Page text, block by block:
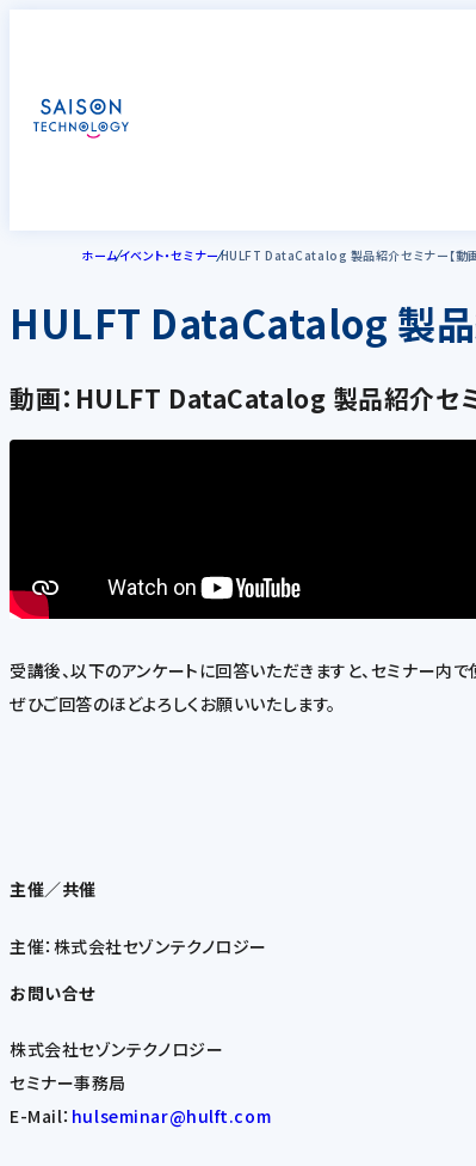
ホームイベント・セミナーHULFT DataCatalog 製品紹介セミナー【動画
HULFT DataCatalog 製品
動画：HULFT DataCatalog 製品紹介セ
受講後、以下のアンケートに回答いただきますと、セミナー内で
ぜひご回答のほどよろしくお願いいたします。
主催／共催
主催：株式会社セゾンテクノロジー
お問い合せ
株式会社セゾンテクノロジー
セミナー事務局
E-Mail： hulseminar@hulft.com